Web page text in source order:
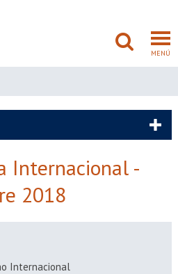
MENÚ
Internacional -
2018
Internacional